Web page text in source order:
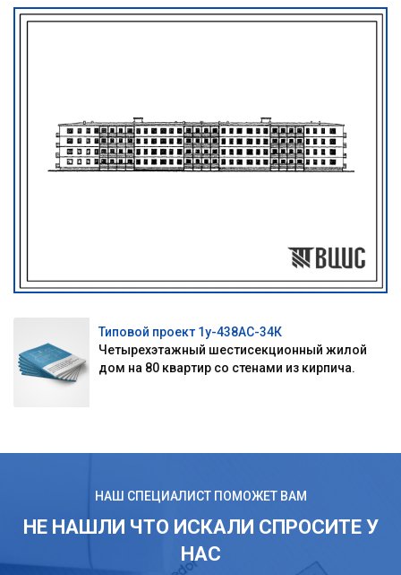
Типовой проект 1у-438АС-34К
Четырехэтажный шестисекционный жилой
дом на 80 квартир со стенами из кирпича.
НАШ СПЕЦИАЛИСТ ПОМОЖЕТ ВАМ
НЕ НАШЛИ ЧТО ИСКАЛИ СПРОСИТЕ У
НАС